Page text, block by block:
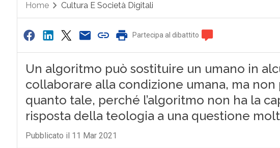
Home Cultura E Società Digitali
Partecipa al dibattito
Un algoritmo può sostituire un umano in
collaborare alla condizione umana, ma non
quanto tale, perché l’algoritmo non ha la
risposta della teologia a una questione
Pubblicato il 11 Mar 2021